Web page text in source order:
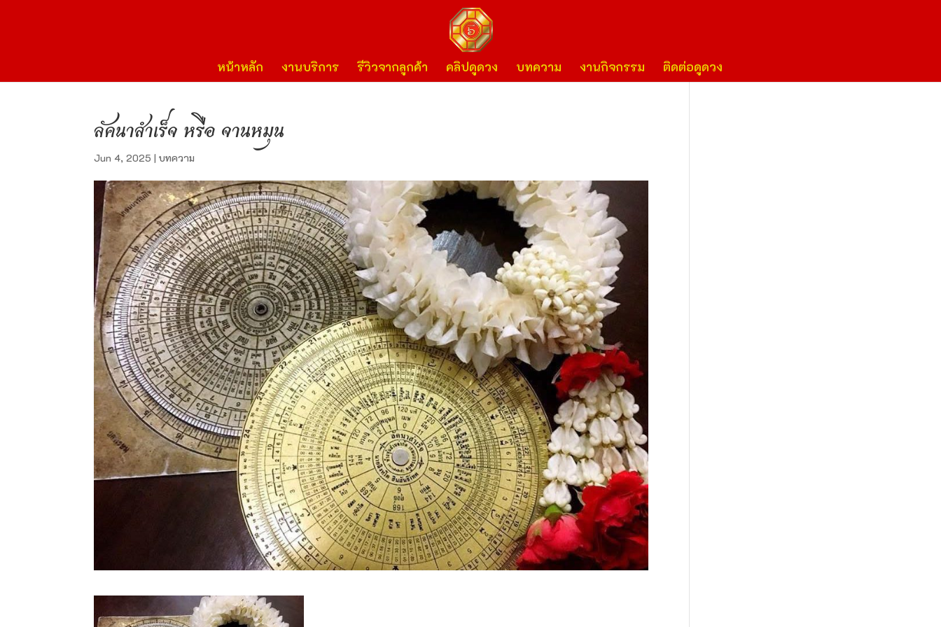
หน้าหลัก งานบริการ รีวิวจากลูกค้า คลิปดูดวง บทความ งานกิจกรรม ติดต่อดูดวง
ลัคนาสำเร็จ หรือ จานหมุน
Jun 4, 2025 |บทความ